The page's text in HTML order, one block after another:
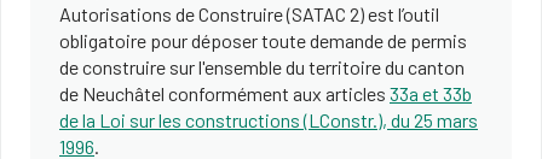
Autorisations de Construire (SATAC 2) est l’outil
obligatoire pour déposer toute demande de permis
de construire sur l'ensemble du territoire du canton
de Neuchâtel conformément aux articles 33a et 33b
de la Loi sur les constructions (LConstr.), du 25 mars
1996.